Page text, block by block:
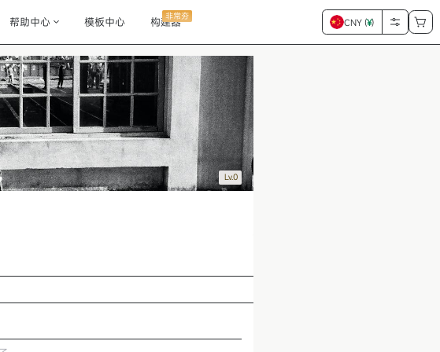
帮助中心 模板中心 构建器
非常夯
CNY (¥)
Lv.0